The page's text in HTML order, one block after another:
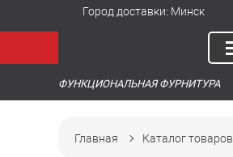
Город доставки: Минск
ФУНКЦИОНАЛЬНАЯ ФУРНИТУРА
Главная Каталог товаров